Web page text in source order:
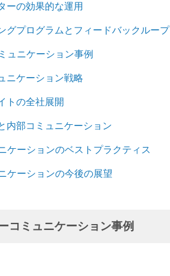
ーの効果的な運用
グプログラムとフィードバックループ
ュニケーション事例
ニケーション戦略
トの全社展開
内部コミュニケーション
ケーションのベストプラクティス
ケーションの今後の展望
コミュニケーション事例